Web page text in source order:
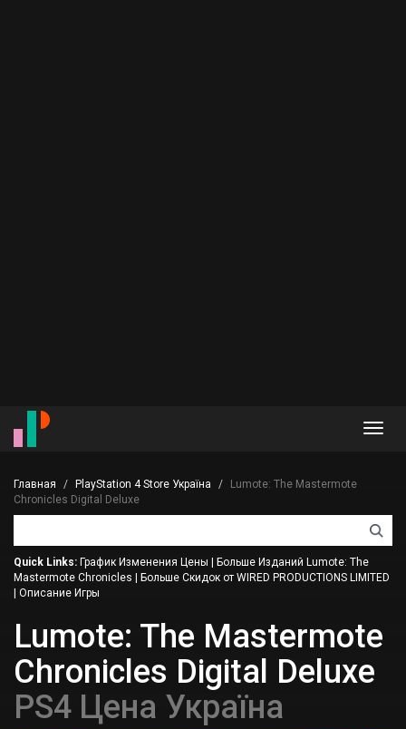
Главная PlayStation 4 Store Україна
Lumote: The Mastermote
Chronicles Digital Deluxe
Quick Links: График Изменения Цены
Больше Изданий Lumote: The
Mastermote Chronicles
Больше Скидок от WIRED PRODUCTIONS LIMITED
Описание Игры
Lumote: The Mastermote
Chronicles Digital Deluxe
PS4 Цена Україна